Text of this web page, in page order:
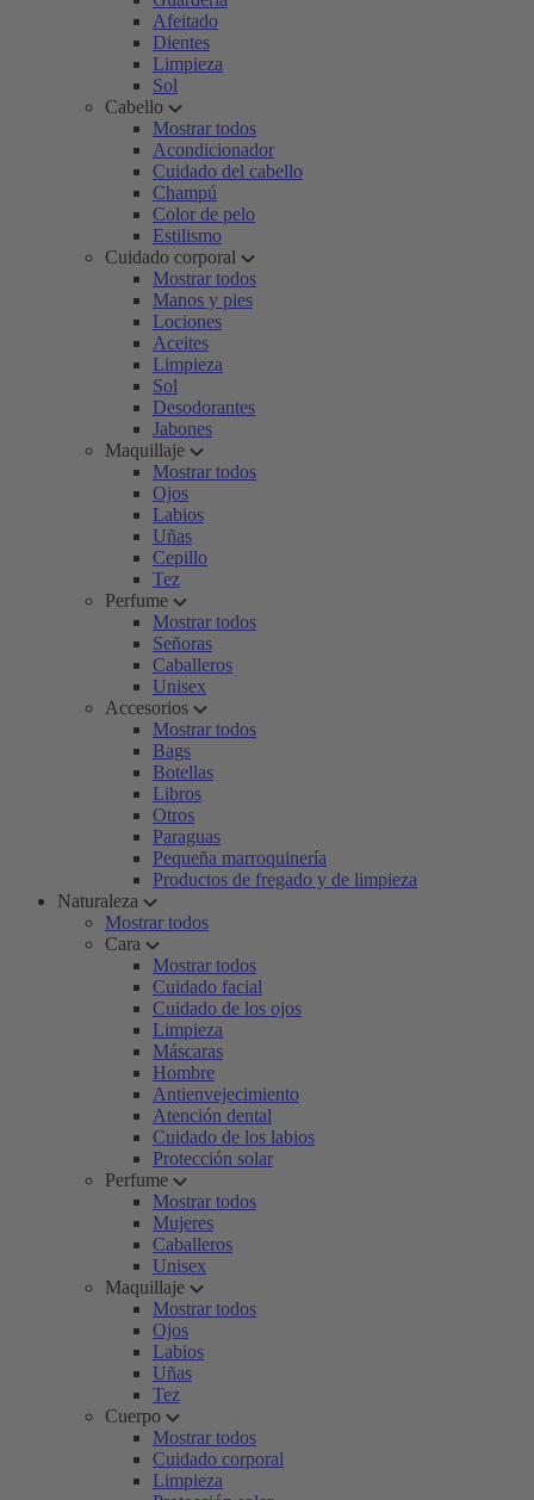
Afeitado
Dientes
Limpieza
Sol
Cabello
Mostrar todos
Acondicionador
Cuidado del cabello
Champú
Color de pelo
Estilismo
Cuidado corporal
Mostrar todos
Manos y pies
Lociones
Aceites
Limpieza
Sol
Desodorantes
Jabones
Maquillaje
Mostrar todos
Ojos
Labios
Uñas
Cepillo
Tez
Perfume
Mostrar todos
Señoras
Caballeros
Unisex
Accesorios
Mostrar todos
Bags
Botellas
Libros
Otros
Paraguas
Pequeña marroquinería
Productos de fregado y de limpieza
Naturaleza
Mostrar todos
Cara
Mostrar todos
Cuidado facial
Cuidado de los ojos
Limpieza
Máscaras
Hombre
Antienvejecimiento
Atención dental
Cuidado de los labios
Protección solar
Perfume
Mostrar todos
Mujeres
Caballeros
Unisex
Maquillaje
Mostrar todos
Ojos
Labios
Uñas
Tez
Cuerpo
Mostrar todos
Cuidado corporal
Limpieza